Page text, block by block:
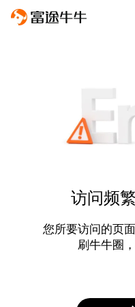
访问频
您所要访问的页
刷牛牛圈